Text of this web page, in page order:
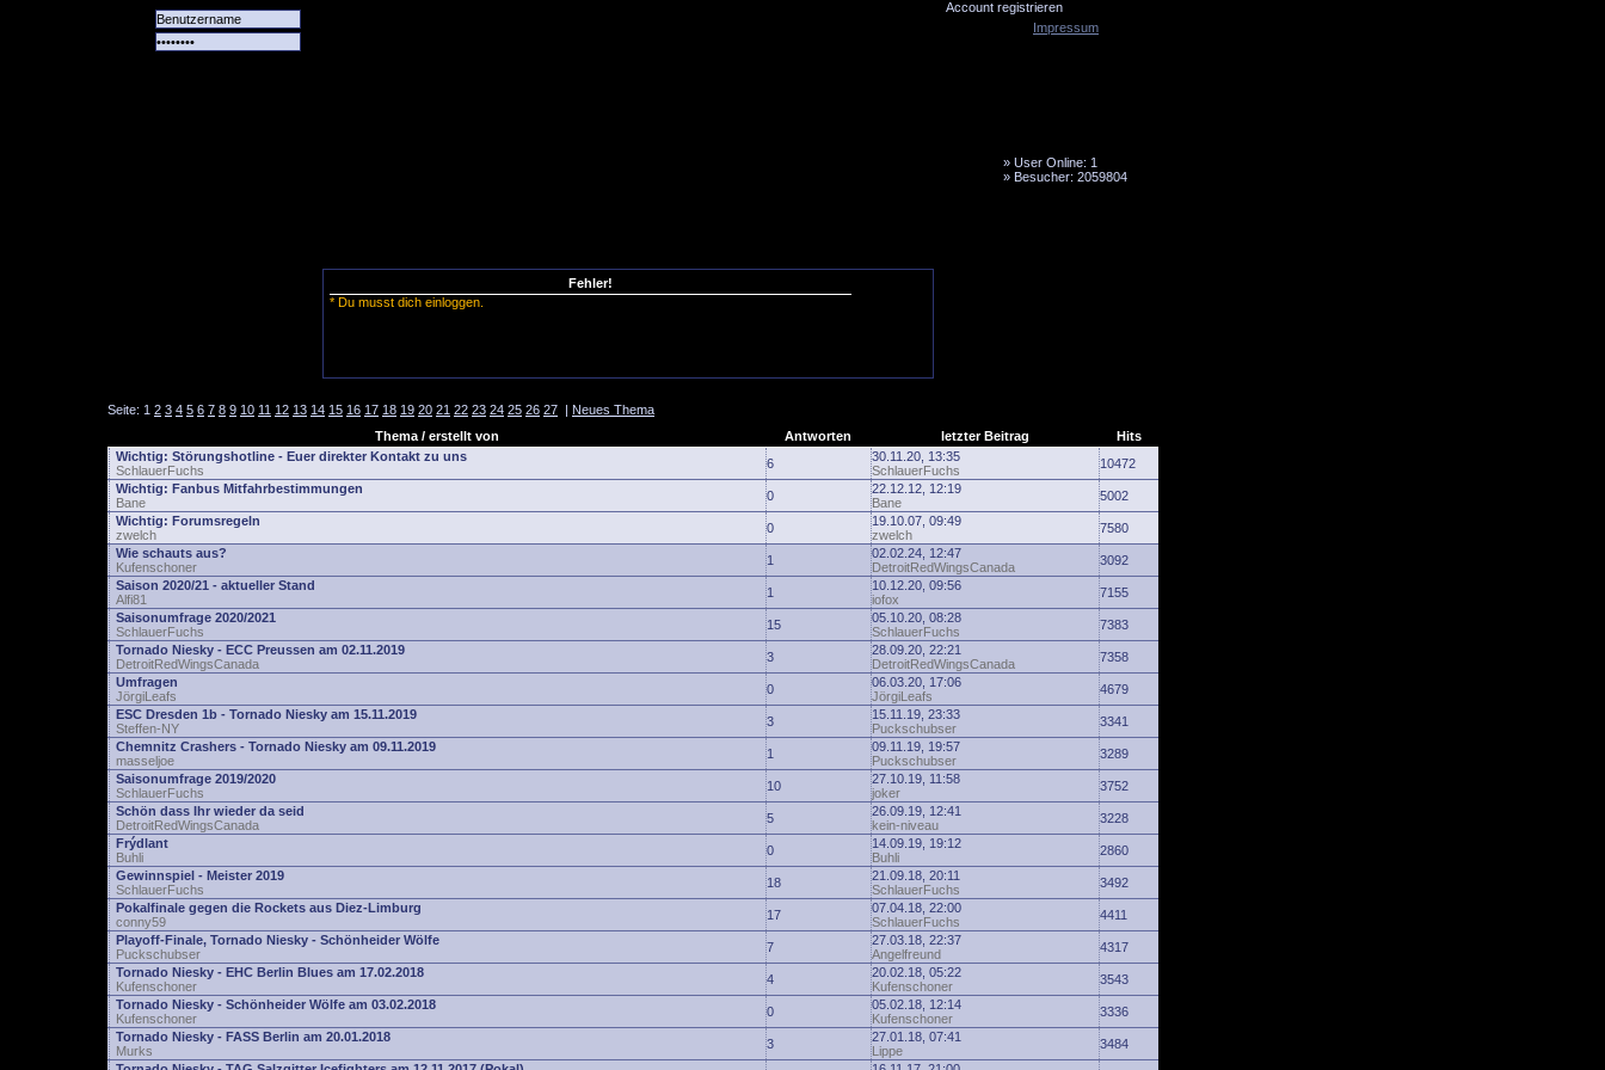
Account registrieren
» User Online: 1
» Besucher: 2059804
Fehler!
* Du musst dich einloggen.
Seite: 1 2 3 4 5 6 7 8 9 10 11 12 13 14 15 16 17 18 19 20 21 22 23 24 25 26 27 | Neues Thema
Thema / erstellt von
Antworten letzter Beitrag
Hits
Wichtig: Störungshotline - Euer direkter Kontakt zu uns
SchlauerFuchs
6
30.11.20, 13:35
SchlauerFuchs
10472
Wichtig: Fanbus Mitfahrbestimmungen
Bane
0
22.12.12, 12:19
Bane
5002
Wichtig: Forumsregeln
zwelch
0
19.10.07, 09:49
zwelch
7580
Wie schauts aus?
Kufenschoner
1
02.02.24, 12:47
DetroitRedWingsCanada
3092
Saison 2020/21 - aktueller Stand
Alfi81
1
10.12.20, 09:56
iofox
7155
Saisonumfrage 2020/2021
SchlauerFuchs
15
05.10.20, 08:28
SchlauerFuchs
7383
Tornado Niesky - ECC Preussen am 02.11.2019
DetroitRedWingsCanada
3
28.09.20, 22:21
DetroitRedWingsCanada
7358
Umfragen
JörgiLeafs
0
06.03.20, 17:06
JörgiLeafs
4679
ESC Dresden 1b - Tornado Niesky am 15.11.2019
Steffen-NY
3
15.11.19, 23:33
Puckschubser
3341
Chemnitz Crashers - Tornado Niesky am 09.11.2019
masseljoe
1
09.11.19, 19:57
Puckschubser
3289
Saisonumfrage 2019/2020
SchlauerFuchs
10
27.10.19, 11:58
joker
3752
Schön dass Ihr wieder da seid
DetroitRedWingsCanada
5
26.09.19, 12:41
kein-niveau
3228
Frýdlant
Buhli
0
14.09.19, 19:12
Buhli
2860
Gewinnspiel - Meister 2019
SchlauerFuchs
18
21.09.18, 20:11
SchlauerFuchs
3492
Pokalfinale gegen die Rockets aus Diez-Limburg
conny59
17
07.04.18, 22:00
SchlauerFuchs
4411
Playoff-Finale, Tornado Niesky - Schönheider Wölfe
Puckschubser
7
27.03.18, 22:37
Angelfreund
4317
Tornado Niesky - EHC Berlin Blues am 17.02.2018
Kufenschoner
4
20.02.18, 05:22
Kufenschoner
3543
Tornado Niesky - Schönheider Wölfe am 03.02.2018
Kufenschoner
0
05.02.18, 12:14
Kufenschoner
3336
Tornado Niesky - FASS Berlin am 20.01.2018
Murks
3
27.01.18, 07:41
Lippe
3484
Impressum